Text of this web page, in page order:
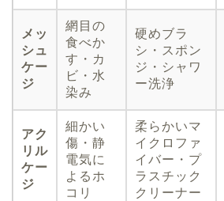
メッ
シュ
ケー
ジ
網目の
食べか
す・カ
ビ・水
染み
硬めブラ
シ・スポン
ジ・シャワ
ー洗浄
アク
リル
ケー
ジ
細かい
傷・静
電気に
よるホ
コリ
柔らかいマ
イクロファ
イバー・プ
ラスチック
クリーナー